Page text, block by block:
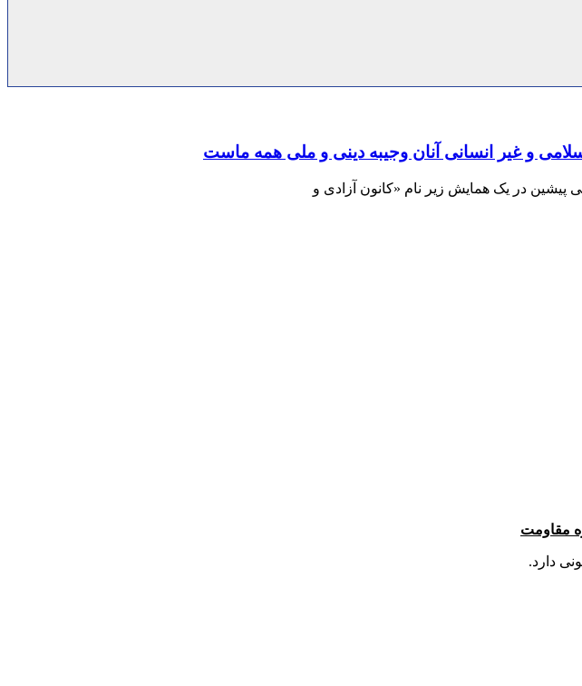
و غیر انسانی آنان وجیبه دینی و ملی همه ماست
در یک همایش زیر نام «کانون آزادی و
مقاومت
دارد.